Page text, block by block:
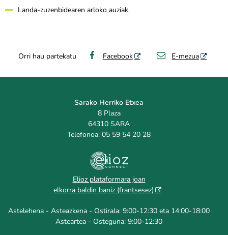
Landa-zuzenbidearen arloko auziak.
Orri hau partekatu Facebook E-mezua
Sarako Herriko Etxea
8 Plaza
64310 SARA
Telefonoa: 05 59 54 20 28
Elioz plataformara joan
elkorra baldin baniz (frantsesez)
Astelehena - Asteazkena - Ostirala: 9:00-12:30 eta 14:00-18:00
Asteartea - Osteguna: 9:00-12:30